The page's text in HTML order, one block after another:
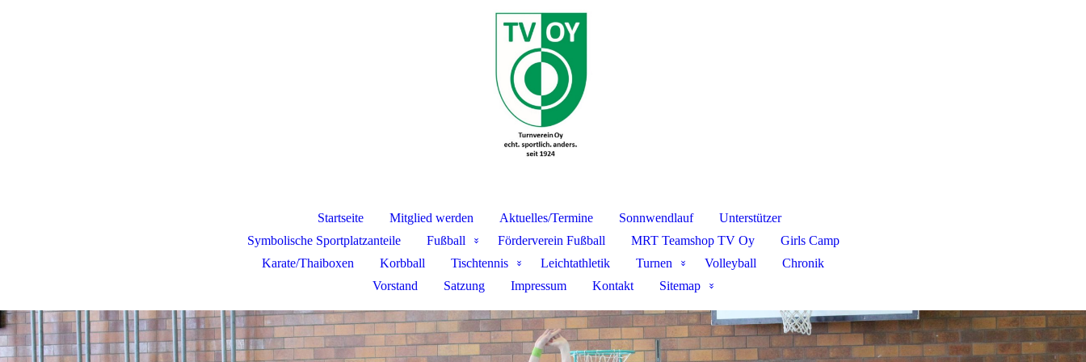
Startseite Mitglied werden Aktuelles/Termine Sonnwendlauf
Unterstützer
Symbolische Sportplatzanteile
Fußball Förderverein Fußball MRT Teamshop TV Oy
Girls Camp
Karate/Thaiboxen
Korbball Tischtennis Leichtathletik Turnen Volleyball
Chronik
Vorstand
Satzung Impressum Kontakt Sitemap